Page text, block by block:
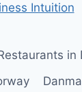
Intuition
in